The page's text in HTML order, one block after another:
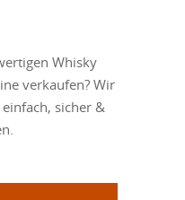
Whisky
verkaufen? Wir
sicher &